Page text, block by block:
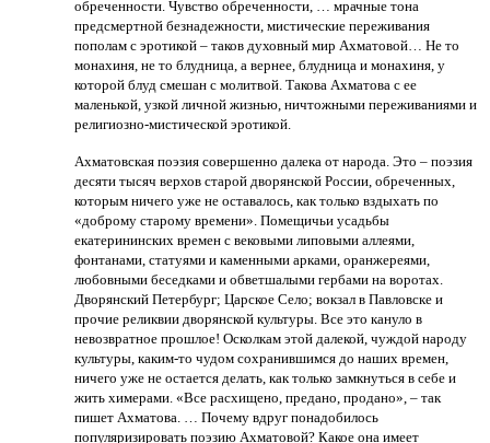
обреченности. Чувство обреченности, … мрачные тона
предсмертной безнадежности, мистические переживания
пополам с эротикой – таков духовный мир Ахматовой… Не то
монахиня, не то блудница, а вернее, блудница и монахиня, у
которой блуд смешан с молитвой. Такова Ахматова с ее
маленькой, узкой личной жизнью, ничтожными переживаниями и
религиозно-мистической эротикой.
Ахматовская поэзия совершенно далека от народа. Это – поэзия
десяти тысяч верхов старой дворянской России, обреченных,
которым ничего уже не оставалось, как только вздыхать по
«доброму старому времени». Помещичьи усадьбы
екатерининских времен с вековыми липовыми аллеями,
фонтанами, статуями и каменными арками, оранжереями,
любовными беседками и обветшалыми гербами на воротах.
Дворянский Петербург; Царское Село; вокзал в Павловске и
прочие реликвии дворянской культуры. Все это кануло в
невозвратное прошлое! Осколкам этой далекой, чуждой народу
культуры, каким-то чудом сохранившимся до наших времен,
ничего уже не остается делать, как только замкнуться в себе и
жить химерами. «Все расхищено, предано, продано», – так
пишет Ахматова. … Почему вдруг понадобилось
популяризировать поэзию Ахматовой? Какое она имеет